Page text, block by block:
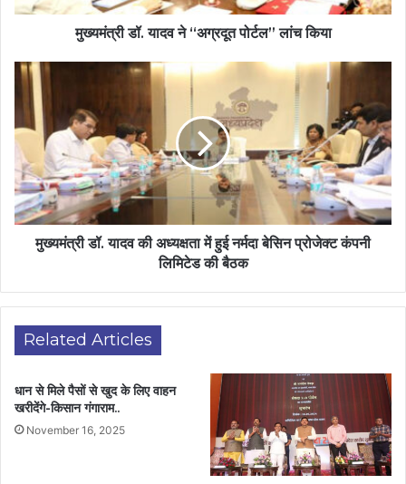
मुख्यमंत्री डॉ. यादव ने “अग्रदूत पोर्टल” लांच किया
मुख्यमंत्री डॉ. यादव की अध्यक्षता में हुई नर्मदा बेसिन प्रोजेक्ट कंपनी
लिमिटेड की बैठक
Related Articles
धान से मिले पैसों से खुद के लिए वाहन
खरीदेंगे-किसान गंगाराम..
November 16, 2025